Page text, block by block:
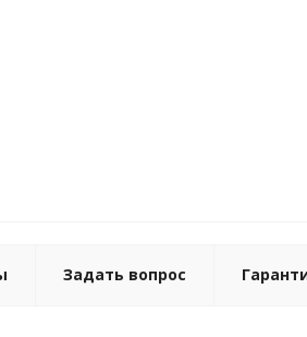
Задать вопрос